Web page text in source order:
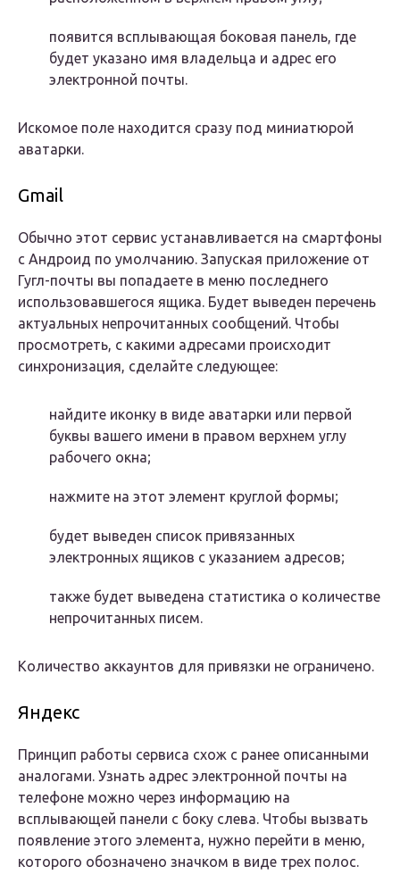
появится всплывающая боковая панель, где
будет указано имя владельца и адрес его
электронной почты.
Искомое поле находится сразу под миниатюрой
аватарки.
Gmail
Обычно этот сервис устанавливается на смартфоны
с Андроид по умолчанию. Запуская приложение от
Гугл-почты вы попадаете в меню последнего
использовавшегося ящика. Будет выведен перечень
актуальных непрочитанных сообщений. Чтобы
просмотреть, с какими адресами происходит
синхронизация, сделайте следующее:
найдите иконку в виде аватарки или первой
буквы вашего имени в правом верхнем углу
рабочего окна;
нажмите на этот элемент круглой формы;
будет выведен список привязанных
электронных ящиков с указанием адресов;
также будет выведена статистика о количестве
непрочитанных писем.
Количество аккаунтов для привязки не ограничено.
Яндекс
Принцип работы сервиса схож с ранее описанными
аналогами. Узнать адрес электронной почты на
телефоне можно через информацию на
всплывающей панели с боку слева. Чтобы вызвать
появление этого элемента, нужно перейти в меню,
которого обозначено значком в виде трех полос.